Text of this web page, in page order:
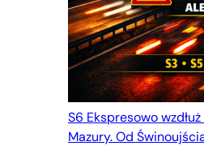
S6 Ekspresowo
Mazury. Od